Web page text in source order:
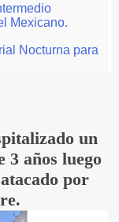
Mexicano.
Nocturna para
un
3 años luego
por